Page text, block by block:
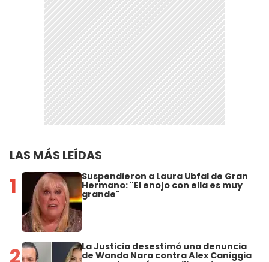
LAS MÁS LEÍDAS
1 Suspendieron a Laura Ubfal de Gran
Hermano: "El enojo con ella es muy
grande"
2 La Justicia desestimó una denuncia
de Wanda Nara contra Alex Caniggia